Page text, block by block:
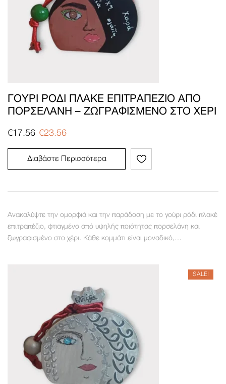
ΓΟΎΡΙ ΡΌΔΙ ΠΛΑΚΈ ΕΠΙΤΡΑΠΈΖΙΟ ΑΠΌ
ΠΟΡΣΕΛΆΝΗ – ΖΩΓΡΑΦΙΣΜΈΝΟ ΣΤΟ ΧΈΡΙ
€23.56
€17.56
Διαβάστε Περισσότερα
Ανακαλύψτε την ομορφιά και την παράδοση με το γούρι ρόδι πλακέ
επιτραπέζιο, φτιαγμένο από υψηλής ποιότητας πορσελάνη και
ζωγραφισμένο στο χέρι. Κάθε κομμάτι είναι μοναδικό,…
SALE!